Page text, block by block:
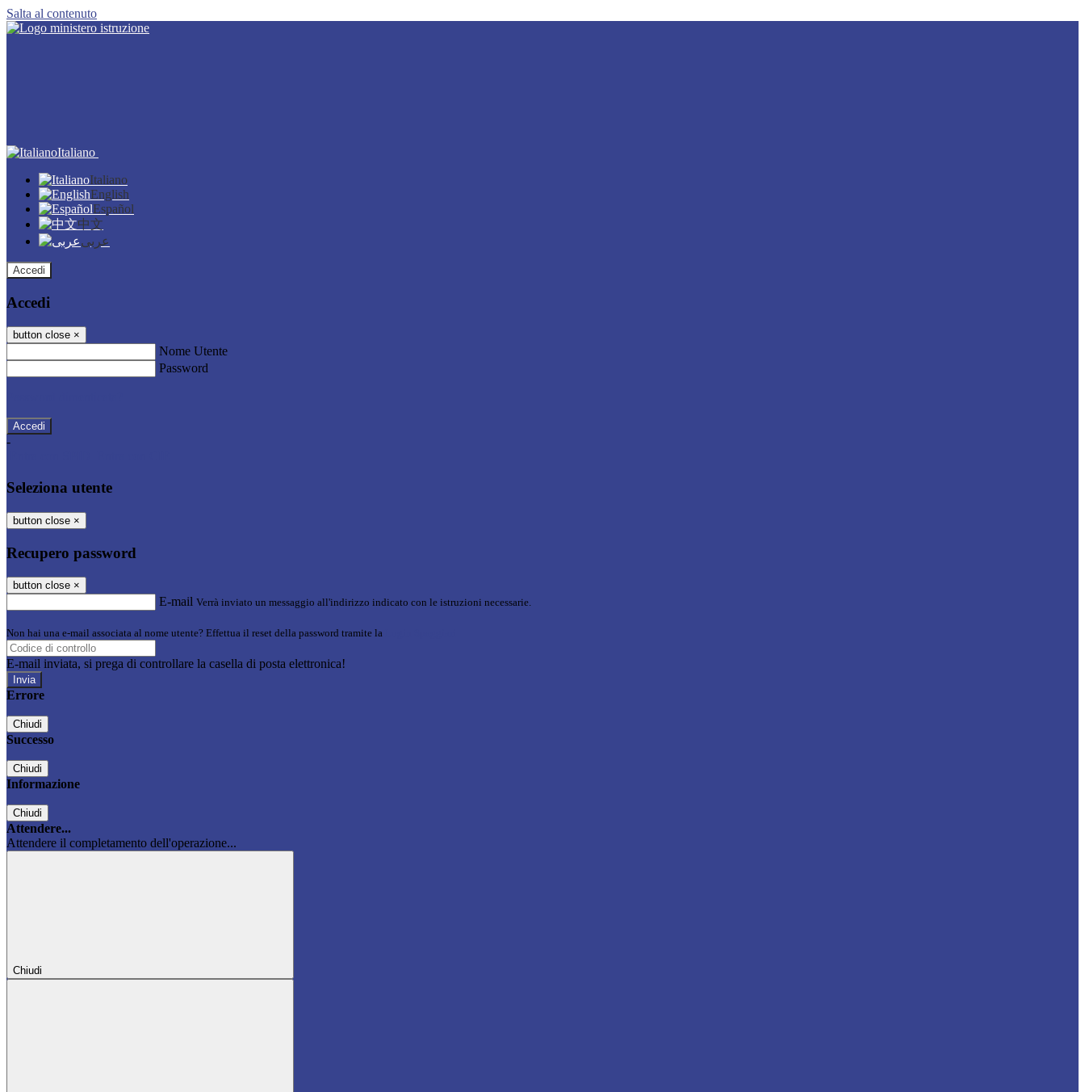
Salta al contenuto
Italiano
Italiano
English
Español
中文
عربى
Accedi
Accedi
button close ×
Nome Utente
Password
-
Seleziona utente
button close ×
Recupero password
button close ×
E-mail Verrà inviato un messaggio all'indirizzo indicato con le istruzioni necessarie.
Non hai una e-mail associata al nome utente? Effettua il reset della password tramite la
E-mail inviata, si prega di controllare la casella di posta elettronica!
Errore
Chiudi
Successo
Chiudi
Informazione
Chiudi
Attendere...
Attendere il completamento dell'operazione...
Chiudi